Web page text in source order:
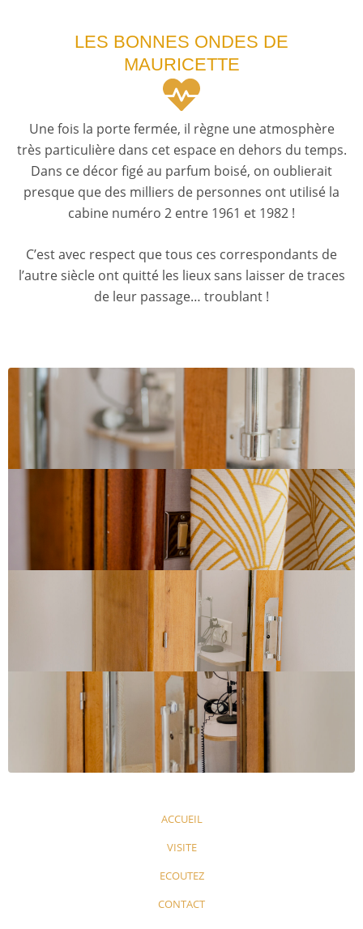
LES BONNES ONDES DE
MAURICETTE
Une fois la porte fermée, il règne une atmosphère
très particulière dans cet espace en dehors du temps.
Dans ce décor figé au parfum boisé, on oublierait
presque que des milliers de personnes ont utilisé la
cabine numéro 2 entre 1961 et 1982 !
C’est avec respect que tous ces correspondants de
l’autre siècle ont quitté les lieux sans laisser de traces
de leur passage… troublant !
ACCUEIL
VISITE
ECOUTEZ
CONTACT